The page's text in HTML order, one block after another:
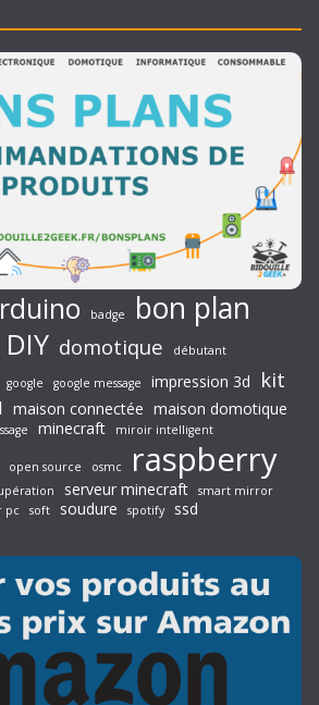
badge bon plan
DIY domotique débutant
google google message impression 3d kit
maison connectée maison domotique
minecraft miroir intelligent
open source osmc raspberry
serveur minecraft
smart mirror
pc soft soudure spotify ssd